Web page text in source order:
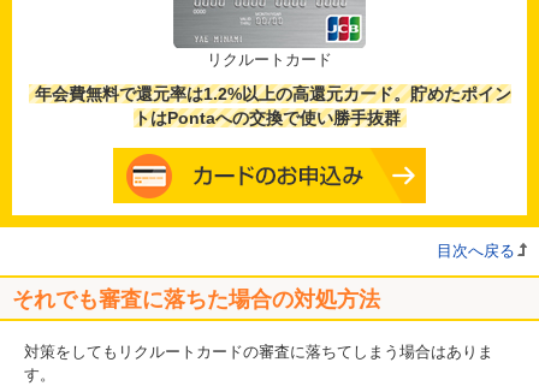
リクルートカード
年会費無料で還元率は1.2%以上の高還元カード。貯めたポイン
トはPontaへの交換で使い勝手抜群
目次へ戻る
それでも審査に落ちた場合の対処方法
対策をしてもリクルートカードの審査に落ちてしまう場合はありま
す。